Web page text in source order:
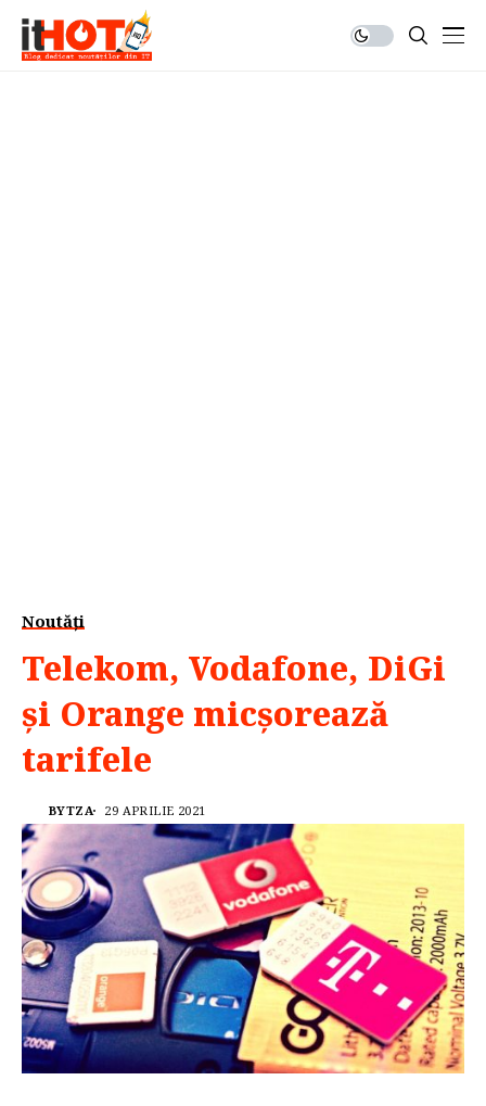
Noutăți
Telekom, Vodafone, DiGi
și Orange micșorează
tarifele
BYTZA 29 APRILIE 2021